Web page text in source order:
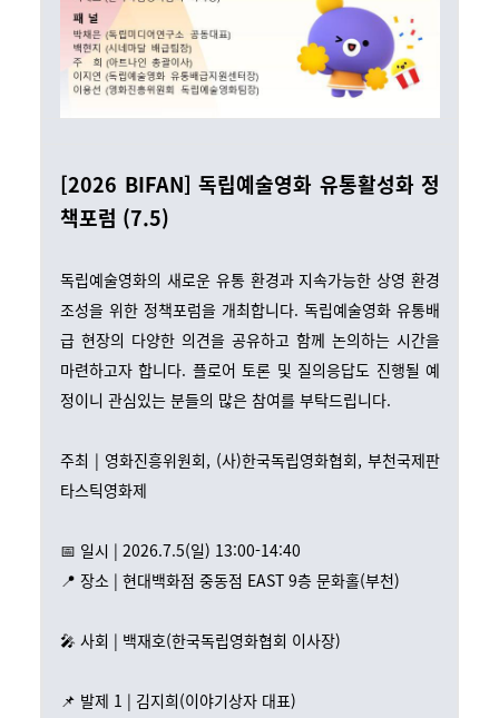
[2026 BIFAN] 독립예술영화 유통활성화 정
책포럼 (7.5)
독립예술영화의 새로운 유통 환경과 지속가능한 상영 환경
조성을 위한 정책포럼을 개최합니다. 독립예술영화 유통배
급 현장의 다양한 의견을 공유하고 함께 논의하는 시간을
마련하고자 합니다. 플로어 토론 및 질의응답도 진행될 예
정이니 관심있는 분들의 많은 참여를 부탁드립니다.
주최 | 영화진흥위원회, (사)한국독립영화협회, 부천국제판
타스틱영화제
📅 일시 | 2026.7.5(일) 13:00-14:40
📍 장소 | 현대백화점 중동점 EAST 9층 문화홀(부천)
🎤 사회 | 백재호(한국독립영화협회 이사장)
📌 발제 1 | 김지희(이야기상자 대표)